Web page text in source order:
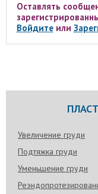
Оставлять
Войдитеили
Увеличение груди
Подтяжка груди
Уменьшение груди